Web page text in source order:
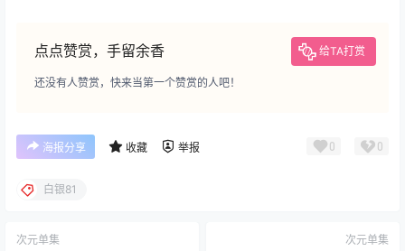
点点赞赏，手留余香 给TA打赏
还没有人赞赏，快来当第一个赞赏的人吧！
海报分享 收藏 举报 0 0
白银81
次元单集 次元单集